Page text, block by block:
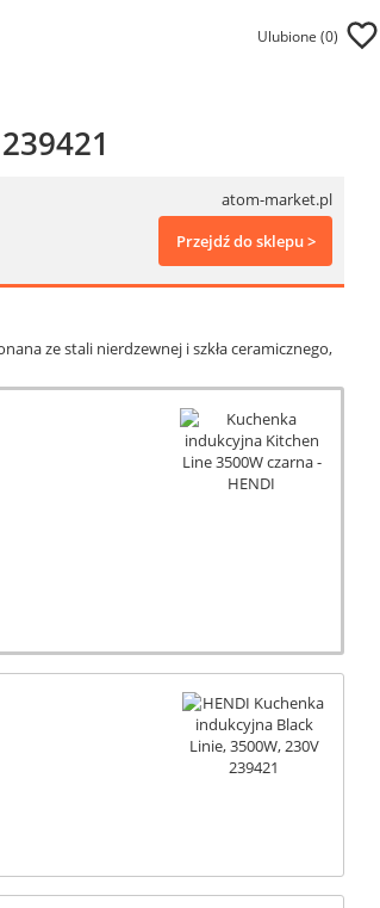
Ulubione (0)
atom-market.pl
Przejdź do sklepu >
ze stali nierdzewnej i szkła ceramicznego,